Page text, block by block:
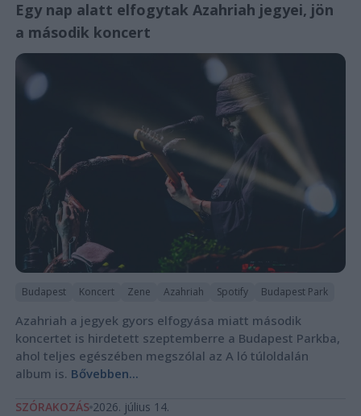
Egy nap alatt elfogytak Azahriah jegyei, jön
a második koncert
Budapest Koncert Zene Azahriah Spotify Budapest Park
Azahriah a jegyek gyors elfogyása miatt második
koncertet is hirdetett szeptemberre a Budapest Parkba,
ahol teljes egészében megszólal az A ló túloldalán
album is. Bővebben...
SZÓRAKOZÁS 2026. július 14.